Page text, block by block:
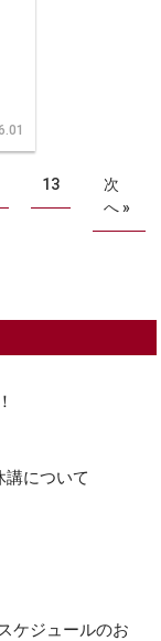
13
次
へ »
講について
ケジュールのお